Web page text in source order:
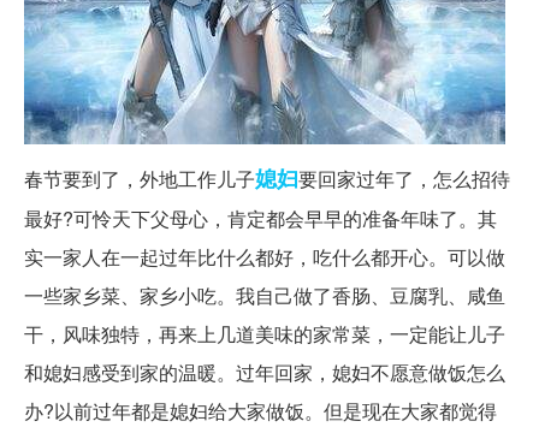
春节要到了，外地工作儿子媳妇要回家过年了，怎么招待
最好?可怜天下父母心，肯定都会早早的准备年味了。其
实一家人在一起过年比什么都好，吃什么都开心。可以做
一些家乡菜、家乡小吃。我自己做了香肠、豆腐乳、咸鱼
干，风味独特，再来上几道美味的家常菜，一定能让儿子
和媳妇感受到家的温暖。过年回家，媳妇不愿意做饭怎么
办?以前过年都是媳妇给大家做饭。但是现在大家都觉得